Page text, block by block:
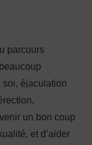
parcours
soi, éjaculation
un bon coup
et d’aider